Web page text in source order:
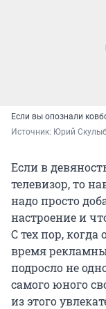
Если вы опознали
Источник: Юрий
Если в
телевизор, то
надо просто
настроение и
С тех пор, когда
время
подросло не
самого юного
из этого